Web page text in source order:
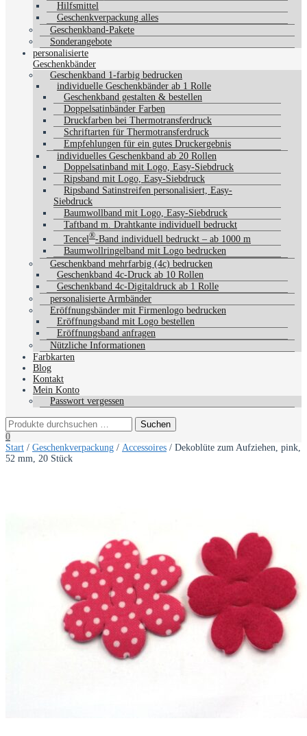
Hilfsmittel
Geschenkverpackung alles
Geschenkband-Pakete
Sonderangebote
personalisierte
Geschenkbänder
Geschenkband 1-farbig bedrucken
individuelle Geschenkbänder ab 1 Rolle
Geschenkband gestalten & bestellen
Doppelsatinbänder Farben
Druckfarben bei Thermotransferdruck
Schriftarten für Thermotransferdruck
Empfehlungen für ein gutes Druckergebnis
individuelles Geschenkband ab 20 Rollen
Doppelsatinband mit Logo, Easy-Siebdruck
Ripsband mit Logo, Easy-Siebdruck
Ripsband Satinstreifen personalisiert, Easy-
Siebdruck
Baumwollband mit Logo, Easy-Siebdruck
Taftband m. Drahtkante individuell bedruckt
Tencel®-Band individuell bedruckt – ab 1000 m
Baumwollringelband mit Logo bedrucken
Geschenkband mehrfarbig (4c) bedrucken
Geschenkband 4c-Druck ab 10 Rollen
Geschenkband 4c-Digitaldruck ab 1 Rolle
personalisierte Armbänder
Eröffnungsbänder mit Firmenlogo bedrucken
Eröffnungsband mit Logo bestellen
Eröffnungsband anfragen
Nützliche Informationen
Farbkarten
Blog
Kontakt
Mein Konto
Passwort vergessen
0
Start / Geschenkverpackung / Accessoires / Dekoblüte zum Aufziehen, pink,
52 mm, 20 Stück